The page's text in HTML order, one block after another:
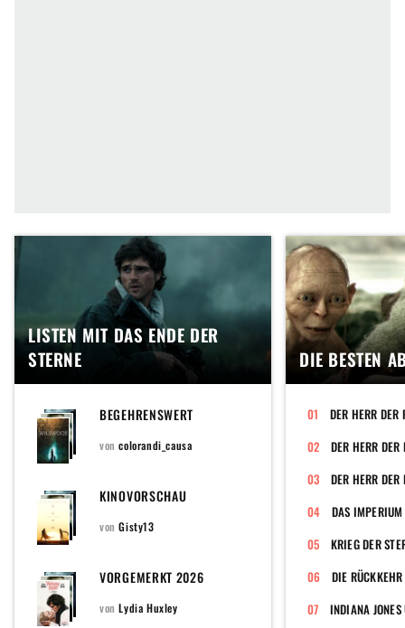
LISTEN MIT DAS ENDE DER
STERNE
BEGEHRENSWERT
voncolorandi_causa
KINOVORSCHAU
vonGisty13
VORGEMERKT 2026
vonLydia Huxley
DIE BESTEN
DER HERR
DER HERR
DAS
KRIEG DER
DIE